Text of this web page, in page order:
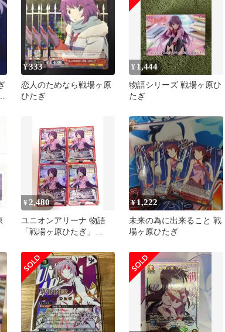
¥333
恋人のためなら戦場ヶ原
ひたぎ
¥ 1,444
物語シリーズ 戦場ヶ原ひ
たぎ
¥ 2,480
ユニオンアリーナ 物語
「戦場ヶ原ひたぎ」
ア）４枚セット
¥1,222
未来の為に出来ること 戦
場ヶ原ひたぎ